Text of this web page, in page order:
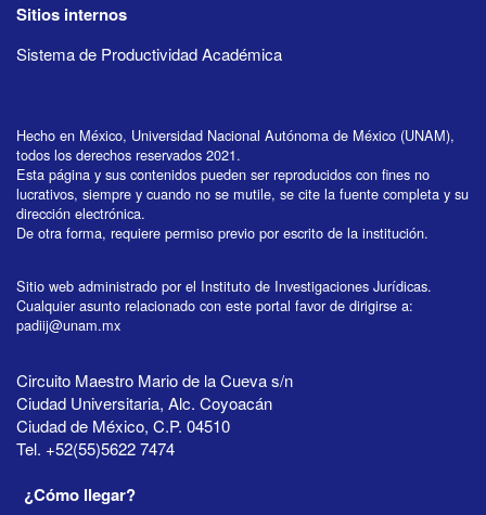
Sitios internos
Sistema de Productividad Académica
Hecho en México, Universidad Nacional Autónoma de México (UNAM),
todos los derechos reservados 2021.
Esta página y sus contenidos pueden ser reproducidos con fines no
lucrativos, siempre y cuando no se mutile, se cite la fuente completa y su
dirección electrónica.
De otra forma, requiere permiso previo por escrito de la institución.
Sitio web administrado por el Instituto de Investigaciones Jurídicas.
Cualquier asunto relacionado con este portal favor de dirigirse a:
padiij@unam.mx
Circuito Maestro Mario de la Cueva s/n
Ciudad Universitaria, Alc. Coyoacán
Ciudad de México, C.P. 04510
Tel. +52(55)5622 7474
¿Cómo llegar?